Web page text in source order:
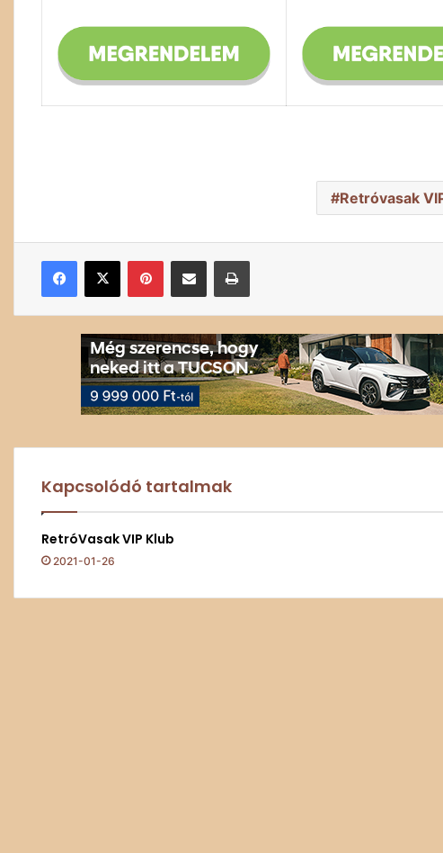
Retróvasak
Facebook
X PinterestMegosztás email-ben Nyomtatás
Kapcsolódó tartalmak
RetróVasak VIP Klub
2021-01-26